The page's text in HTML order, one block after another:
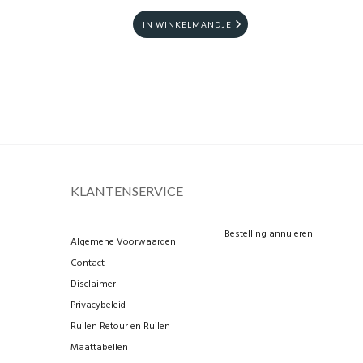
IN WINKELMANDJE
KLANTENSERVICE
Algemene Voorwaarden
Contact
Disclaimer
Privacybeleid
Ruilen Retour en Ruilen
Maattabellen
Bestelling annuleren